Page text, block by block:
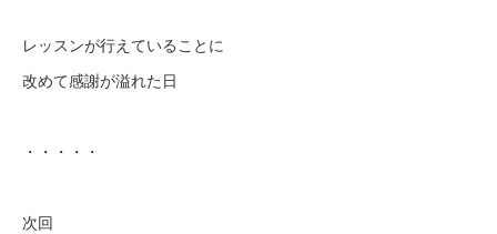
レッスンが行えていることに
改めて感謝が溢れた日
・・・・・
次回